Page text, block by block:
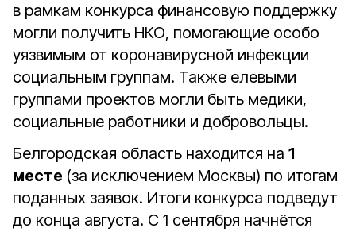
в рамкам конкурса финансовую поддержку
могли получить НКО, помогающие особо
уязвимым от коронавирусной инфекции
социальным группам. Также елевыми
группами проектов могли быть медики,
социальные работники и добровольцы.
Белгородская область находится на 1
месте (за исключением Москвы) по итогам
поданных заявок. Итоги конкурса подведут
до конца августа. С 1 сентября начнётся